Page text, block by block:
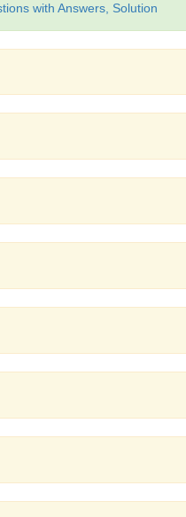
with Answers, Solution